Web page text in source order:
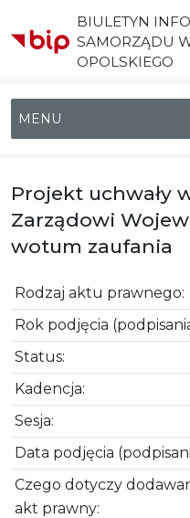
BIULETYN
SAMORZĄDU
OPOLSKIEGO
Menu główne
Projekt uchwały
Zarządowi
wotum zaufania
Rodzaj aktu prawnego:
Rok podjęcia
Status:
Kadencja:
Sesja:
Data podjęcia
Czego dotyczy
akt prawny: